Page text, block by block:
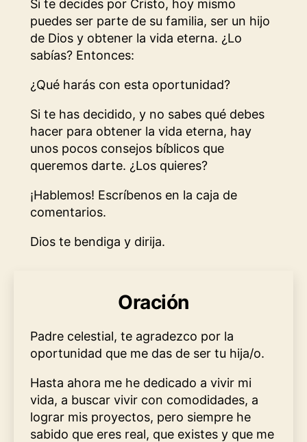
Si te decides por Cristo, hoy mismo
puedes ser parte de su familia, ser un hijo
de Dios y obtener la vida eterna. ¿Lo
sabías? Entonces:
¿Qué harás con esta oportunidad?
Si te has decidido, y no sabes qué debes
hacer para obtener la vida eterna, hay
unos pocos consejos bíblicos que
queremos darte. ¿Los quieres?
¡Hablemos! Escríbenos en la caja de
comentarios.
Dios te bendiga y dirija.
Oración
Padre celestial, te agradezco por la
oportunidad que me das de ser tu hija/o.
Hasta ahora me he dedicado a vivir mi
vida, a buscar vivir con comodidades, a
lograr mis proyectos, pero siempre he
sabido que eres real, que existes y que me